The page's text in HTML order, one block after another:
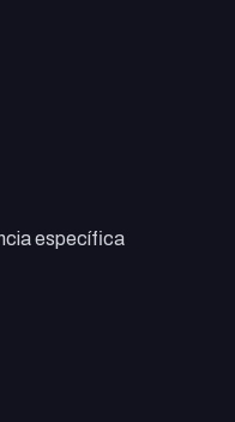
específica